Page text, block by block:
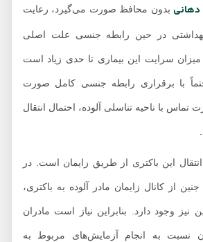
بدون محافظ صورت می‌گیرد، رعایت
در حین رابطه جنسی علت اصلی
سرایت این بیماری تا حدی زیاد است
با برقراری رابطه جنسی کامل صورت
با ناحیه تناسلی آلوده، احتمال انتقال
این باکتری از طریق زایمان است. در
کانال زایمان مادر آلوده به باکتری،
وجود دارد. بنابراین نیاز است مادران
به انجام آزمایش‌های مربوط به